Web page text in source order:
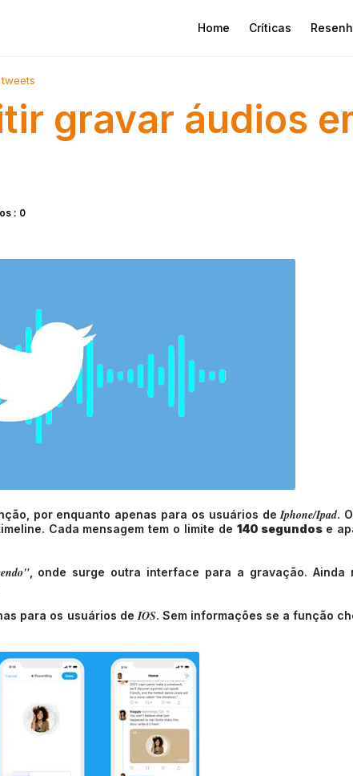
Home Críticas
gravar áudios
: 0
por enquanto apenas para os usuários deIphone/Ipad.
Cada mensagem tem o limite de 140 segundos e
, onde surge outra interface para a gravação. Ainda
para os usuários de IOS. Sem informações se a função